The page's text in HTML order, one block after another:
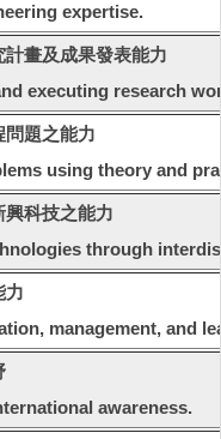
expertise.
畫及成果發表能力
executing research
問題之能力
using theory and
興科技之能力
through
力
management, and
awareness.